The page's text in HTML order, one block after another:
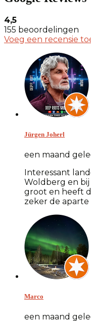
4,5
155 beoordelingen
Voeg een recensie
Jürgen Joherl
een maand
Interessant
Woldberg en
groot en heeft
zeker de
Marco
een maand